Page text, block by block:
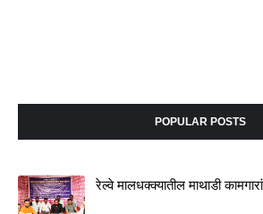
POPULAR POSTS
रेल्वे मालधक्क्यातील माथाडी